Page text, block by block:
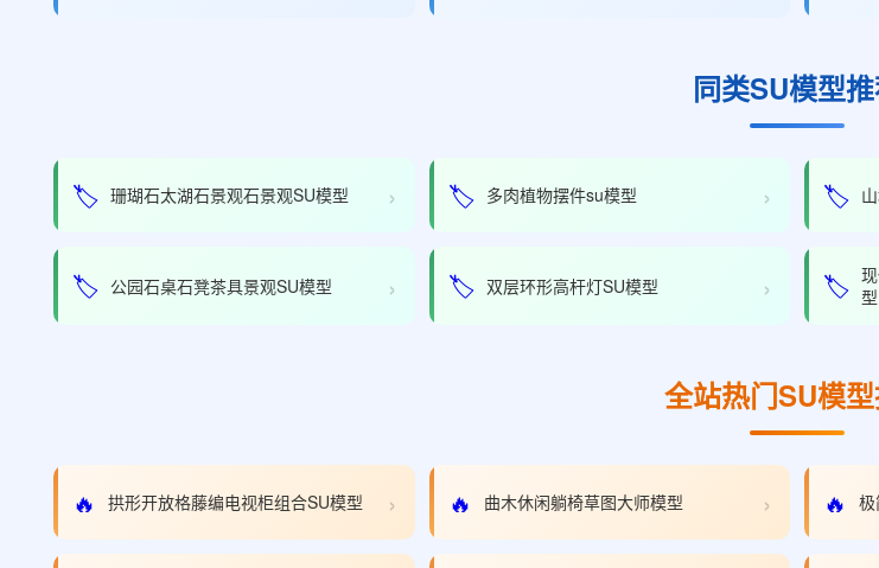
同类SU模型
🏷️ 珊瑚石太湖石景观石景观SU模型 › 🏷️ 多肉植物摆件su模型 › 🏷️
🏷️ 公园石桌石凳茶具景观SU模型 › 🏷️ 双层环形高杆灯SU模型 › 🏷️ 型
全站热门SU模
🔥 拱形开放格藤编电视柜组合SU模型 › 🔥 曲木休闲躺椅草图大师模型 › 🔥